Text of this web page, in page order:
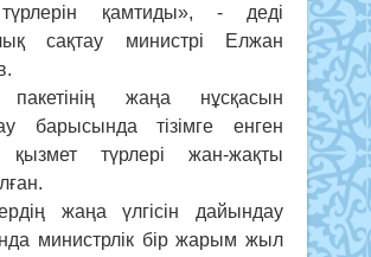
қамтиды», - деді
сақтау министрі Елжан
жаңа нұсқасын
барысында тізімге енген
қызмет түрлері жан-жақты
жаңа үлгісін дайындау
министрлік бір жарым жыл